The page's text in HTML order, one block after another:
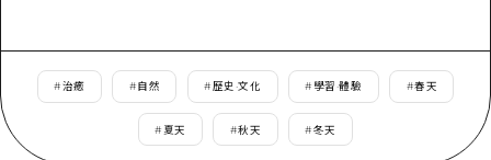
列表
推薦
藝術
推薦行程
列表
景點
#治癒 #自然 #歷史·文化 # 學習·體驗 #春天
# 夏天 #秋天 #冬天